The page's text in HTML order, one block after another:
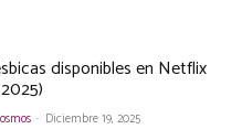
disponibles en Netflix
- Diciembre 19, 2025